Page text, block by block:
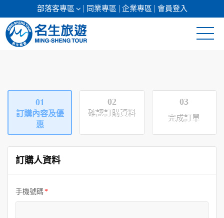
部落客專區 同業專區 企業專區 會員登入
日本專館
郵輪假期
海島假期
韓國
東南亞
01
訂購內容及優
惠
02
確認訂購資料
03
完成訂單
訂購人資料
手機號碼